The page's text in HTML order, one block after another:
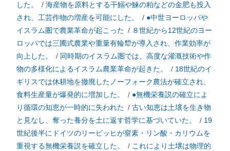
した。
/ 海産物を原料とする干鰯や鰊の粕などの金肥も投入
され、工芸作物の増産を可能にした。
/ ●中世ヨーロッパや
イスラム圏で農業革命が起こった / ８世紀から12世紀のヨー
ロッパでは三圃式農業や重量有輪犂が導入され、作業効率が
向上した。
/ 同時期のイスラム圏では、高度な灌漑技術や作
物の多様化によるイスラム農業革命が起きた。
/ 18世紀のイ
ギリスでは休耕地を撤廃したノーフォーク農法が確立され、
食料生産量が爆発的に増加した。
/ ●無機栄養説の確立によ
り循環の知恵が一時的に失われた / 古い知恵は土壌を生き物
と見なし、奪った養分を土に返す哲学に基づいていた。
/ 19
世紀後半にドイツのリービッヒが窒素・リン酸・カリウムを
重視する無機栄養説を確立した。
/ これにより土壌は物理的